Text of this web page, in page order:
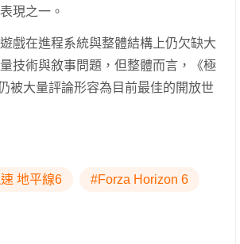
現之一。
戲在進程系統與整體結構上仍欠缺大
技術與敘事問題，但整體而言，《極
被大量評論形容為目前最佳的開放世
地平線6 #Forza Horizon 6